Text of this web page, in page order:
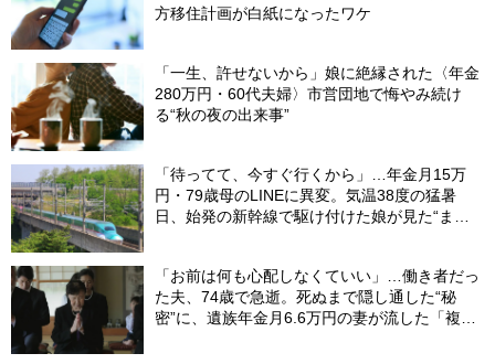
方移住計画が白紙になったワケ
「一生、許せないから」娘に絶縁された〈年金
280万円・60代夫婦〉市営団地で悔やみ続け
る“秋の夜の出来事”
「待ってて、今すぐ行くから」…年金月15万
円・79歳母のLINEに異変。気温38度の猛暑
日、始発の新幹線で駆け付けた娘が見た“まさ
「お前は何も心配しなくていい」…働き者だっ
た夫、74歳で急逝。死ぬまで隠し通した“秘
密”に、遺族年金月6.6万円の妻が流した「複雑